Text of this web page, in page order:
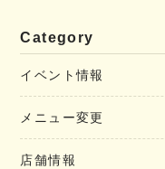
Category
イベント情報
メニュー変更
店舗情報